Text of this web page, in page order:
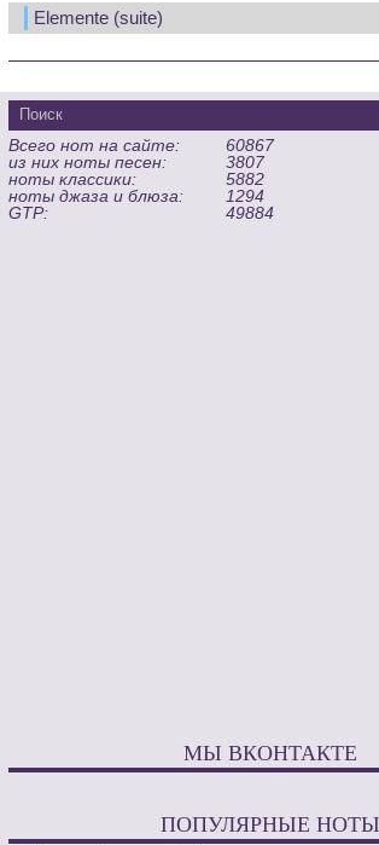
Elemente (suite)
Всего нот на сайте:
60867
из них ноты песен:
3807
ноты классики:
5882
ноты джаза и блюза:
1294
GTP:
49884
МЫ ВКОНТАКТЕ
ПОПУЛЯРНЫЕ НОТЫ